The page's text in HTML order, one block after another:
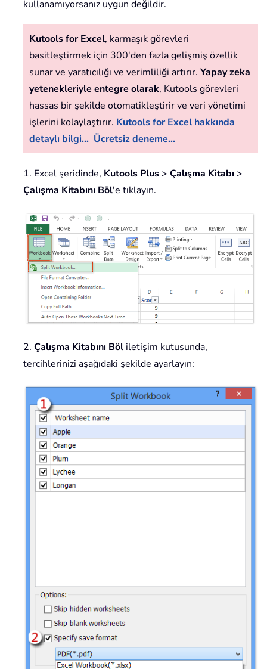
kullanamıyorsanız uygun değildir.
Kutools for Excel, karmaşık görevleri
basitleştirmek için 300'den fazla gelişmiş özellik
sunar ve yaratıcılığı ve verimliliği artırır. Yapay zeka
yetenekleriyle entegre olarak, Kutools görevleri
hassas bir şekilde otomatikleştirir ve veri yönetimi
işlerini kolaylaştırır. Kutools for Excel hakkında
detaylı bilgi... Ücretsiz deneme...
1. Excel şeridinde, Kutools Plus > Çalışma Kitabı >
Çalışma Kitabını Böl'e tıklayın.
2. Çalışma Kitabını Böl iletişim kutusunda,
tercihlerinizi aşağıdaki şekilde ayarlayın: